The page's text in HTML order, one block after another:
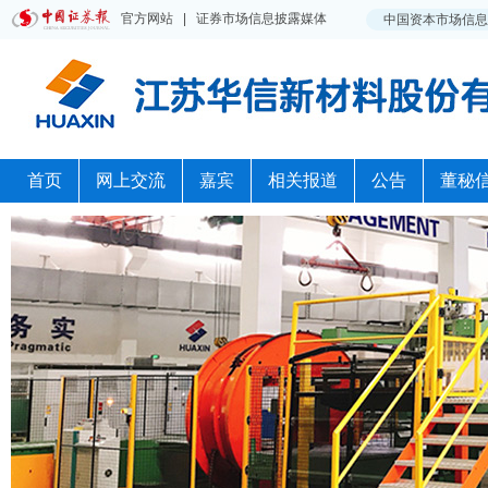
首页 网上交流 嘉宾 相关报道 公告 董秘